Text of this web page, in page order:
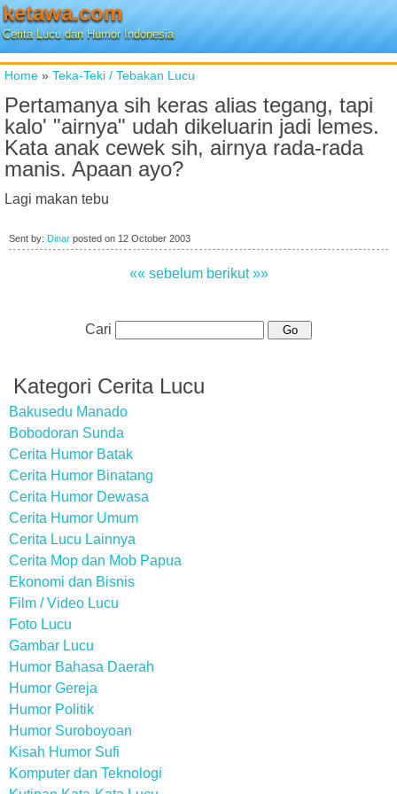
ketawa.com
Cerita Lucu dan Humor Indonesia
Home » Teka-Teki / Tebakan Lucu
Pertamanya sih keras alias tegang, tapi
kalo' "airnya" udah dikeluarin jadi lemes.
Kata anak cewek sih, airnya rada-rada
manis. Apaan ayo?
Lagi makan tebu
Sent by: Dinar posted on 12 October 2003
«« sebelum berikut »»
Cari
Kategori Cerita Lucu
Bakusedu Manado
Bobodoran Sunda
Cerita Humor Batak
Cerita Humor Binatang
Cerita Humor Dewasa
Cerita Humor Umum
Cerita Lucu Lainnya
Cerita Mop dan Mob Papua
Ekonomi dan Bisnis
Film / Video Lucu
Foto Lucu
Gambar Lucu
Humor Bahasa Daerah
Humor Gereja
Humor Politik
Humor Suroboyoan
Kisah Humor Sufi
Komputer dan Teknologi